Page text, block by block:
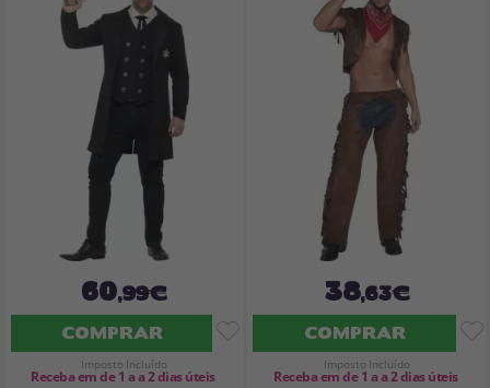
60,99€
COMPRAR
Imposto Incluído
Receba em de 1 a a 2 dias úteis
38,63€
COMPRAR
Imposto Incluído
Receba em de 1 a a 2 dias úteis